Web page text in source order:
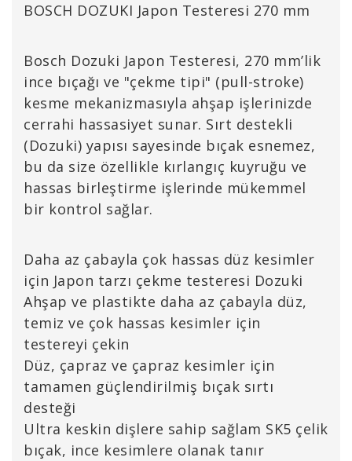
BOSCH DOZUKI Japon Testeresi 270 mm
Bosch Dozuki Japon Testeresi, 270 mm’lik
ince bıçağı ve "çekme tipi" (pull-stroke)
kesme mekanizmasıyla ahşap işlerinizde
cerrahi hassasiyet sunar. Sırt destekli
(Dozuki) yapısı sayesinde bıçak esnemez,
bu da size özellikle kırlangıç kuyruğu ve
hassas birleştirme işlerinde mükemmel
bir kontrol sağlar.
Daha az çabayla çok hassas düz kesimler
için Japon tarzı çekme testeresi Dozuki
Ahşap ve plastikte daha az çabayla düz,
temiz ve çok hassas kesimler için
testereyi çekin
Düz, çapraz ve çapraz kesimler için
tamamen güçlendirilmiş bıçak sırtı
desteği
Ultra keskin dişlere sahip sağlam SK5 çelik
bıçak, ince kesimlere olanak tanır